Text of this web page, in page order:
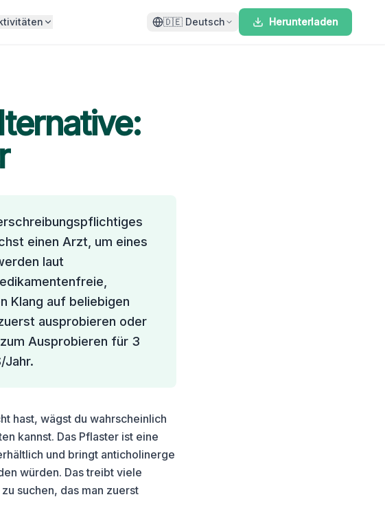
🇩🇪 Deutsch Herunterladen
einen Arzt, um eines
laut
Klang auf beliebigen
ausprobieren oder
Ausprobieren für 3
Jahr.
hast, wägst du wahrscheinlich
kannst. Das Pflaster ist eine
und bringt anticholinerge
würden. Das treibt viele
suchen, das man zuerst